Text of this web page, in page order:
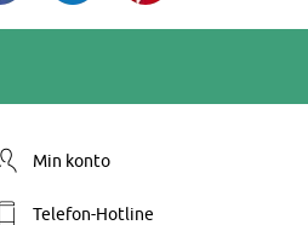
Min konto
Telefon-Hotline